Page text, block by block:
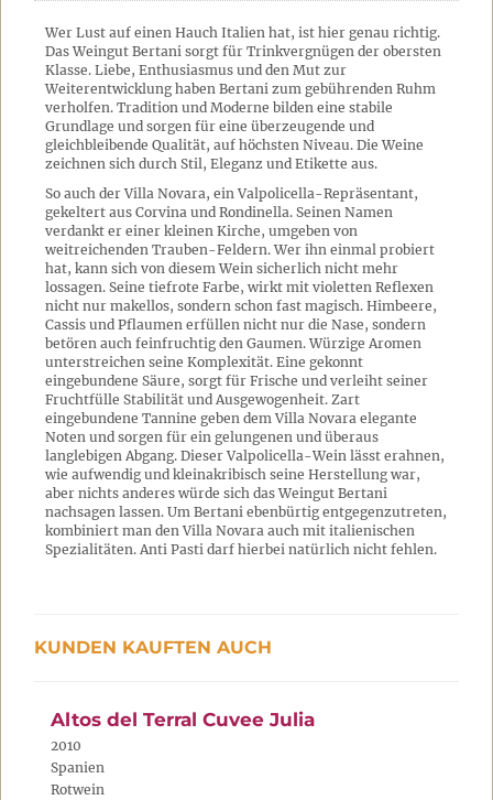
Wer Lust auf einen Hauch Italien hat, ist hier genau richtig.
Das Weingut Bertani sorgt für Trinkvergnügen der obersten
Klasse. Liebe, Enthusiasmus und den Mut zur
Weiterentwicklung haben Bertani zum gebührenden Ruhm
verholfen. Tradition und Moderne bilden eine stabile
Grundlage und sorgen für eine überzeugende und
gleichbleibende Qualität, auf höchsten Niveau. Die Weine
zeichnen sich durch Stil, Eleganz und Etikette aus.
So auch der Villa Novara, ein Valpolicella-Repräsentant,
gekeltert aus Corvina und Rondinella. Seinen Namen
verdankt er einer kleinen Kirche, umgeben von
weitreichenden Trauben-Feldern. Wer ihn einmal probiert
hat, kann sich von diesem Wein sicherlich nicht mehr
lossagen. Seine tiefrote Farbe, wirkt mit violetten Reflexen
nicht nur makellos, sondern schon fast magisch. Himbeere,
Cassis und Pflaumen erfüllen nicht nur die Nase, sondern
betören auch feinfruchtig den Gaumen. Würzige Aromen
unterstreichen seine Komplexität. Eine gekonnt
eingebundene Säure, sorgt für Frische und verleiht seiner
Fruchtfülle Stabilität und Ausgewogenheit. Zart
eingebundene Tannine geben dem Villa Novara elegante
Noten und sorgen für ein gelungenen und überaus
langlebigen Abgang. Dieser Valpolicella-Wein lässt erahnen,
wie aufwendig und kleinakribisch seine Herstellung war,
aber nichts anderes würde sich das Weingut Bertani
nachsagen lassen. Um Bertani ebenbürtig entgegenzutreten,
kombiniert man den Villa Novara auch mit italienischen
Spezialitäten. Anti Pasti darf hierbei natürlich nicht fehlen.
KUNDEN KAUFTEN AUCH
Altos del Terral Cuvee Julia
2010
Spanien
Rotwein